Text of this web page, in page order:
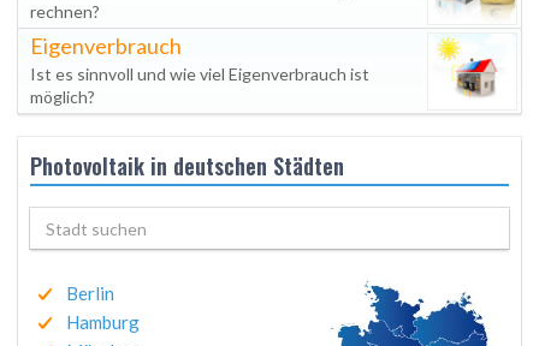
rechnen?
Eigenverbrauch
Ist es sinnvoll und wie viel Eigenverbrauch ist
möglich?
Photovoltaik in deutschen Städten
Berlin
Hamburg